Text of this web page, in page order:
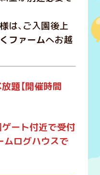
は、ご入園後上
ファームへお越
題【開催時間
ート付近で受付
ムログハウスで